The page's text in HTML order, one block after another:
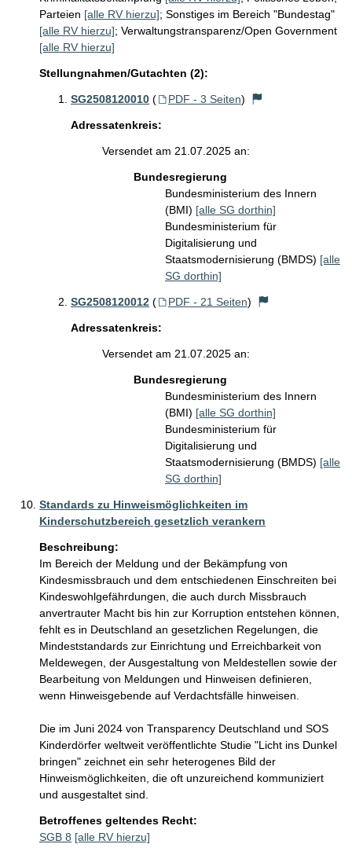
Parteien [alle RV hierzu]; Sonstiges im Bereich "Bundestag"
[alle RV hierzu]; Verwaltungstransparenz/Open Government
[alle RV hierzu]
Stellungnahmen/Gutachten (2):
SG2508120010 ( PDF - 3 Seiten)
Adressatenkreis:
Versendet am 21.07.2025 an:
Bundesregierung
Bundesministerium des Innern
(BMI) [alle SG dorthin]
Bundesministerium für
Digitalisierung und
Staatsmodernisierung (BMDS) [alle
SG dorthin]
SG2508120012 ( PDF - 21 Seiten)
Adressatenkreis:
Versendet am 21.07.2025 an:
Bundesregierung
Bundesministerium des Innern
(BMI) [alle SG dorthin]
Bundesministerium für
Digitalisierung und
Staatsmodernisierung (BMDS) [alle
SG dorthin]
Standards zu Hinweismöglichkeiten im
Kinderschutzbereich gesetzlich verankern
Beschreibung:
Im Bereich der Meldung und der Bekämpfung von
Kindesmissbrauch und dem entschiedenen Einschreiten bei
Kindeswohlgefährdungen, die auch durch Missbrauch
anvertrauter Macht bis hin zur Korruption entstehen können,
fehlt es in Deutschland an gesetzlichen Regelungen, die
Mindeststandards zur Einrichtung und Erreichbarkeit von
Meldewegen, der Ausgestaltung von Meldestellen sowie der
Bearbeitung von Meldungen und Hinweisen definieren,
wenn Hinweisgebende auf Verdachtsfälle hinweisen.
Die im Juni 2024 von Transparency Deutschland und SOS
Kinderdörfer weltweit veröffentlichte Studie "Licht ins Dunkel
bringen" zeichnet ein sehr heterogenes Bild der
Hinweismöglichkeiten, die oft unzureichend kommuniziert
und ausgestaltet sind.
Betroffenes geltendes Recht:
SGB 8 [alle RV hierzu]